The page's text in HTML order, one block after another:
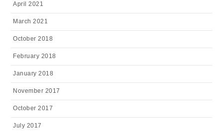
April 2021
March 2021
October 2018
February 2018
January 2018
November 2017
October 2017
July 2017